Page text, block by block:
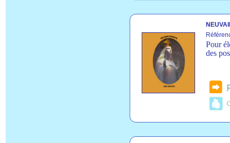
Pour
des